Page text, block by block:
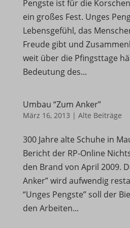
Pengste ist für die
ein großes Fest. Unges
Lebensgefühl, das
Freude gibt und
weit über die Pfingsttage
Bedeutung des...
Umbau “Zum Anker”
März 16, 2013 | Alte Beiträge
300 Jahre alte Schuhe in
Bericht der RP-Online
den Brand von April 2009.
Anker” wird aufwendig
“Unges Pengste” soll der
den Arbeiten...
et-pb-recent-items-colors
mhcookie
PHPSESSID
wfwaf-authcookie*
wordpress_test_cookie
wp-settings-time-*
Einblicke geben, wie unsere
interagieren.
_pk_ses*
Marketing
Marketing-Dienste werden von
Details
_fbc
Diese Kategorie umfasst alle
eindeutig kategorisiert wurden.
Details